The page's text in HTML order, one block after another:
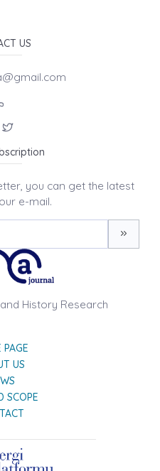
US
you can get the latest
e-mail.
History Research
PAGE
US
SCOPE